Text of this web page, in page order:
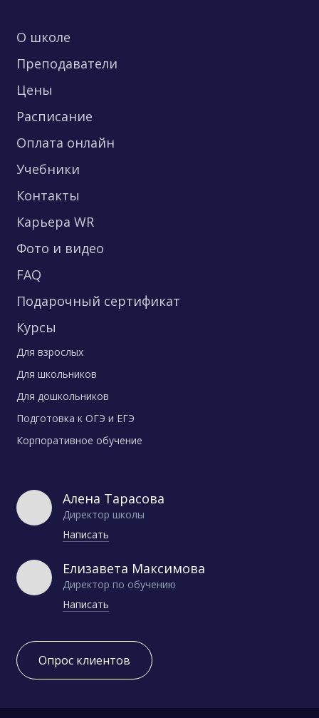
О школе
Преподаватели
Цены
Расписание
Оплата онлайн
Учебники
Контакты
Карьера WR
Фото и видео
FAQ
Подарочный сертификат
Курсы
Для взрослых
Для школьников
Для дошкольников
Подготовка к ОГЭ и ЕГЭ
Корпоративное обучение
Алена Тарасова
Директор школы
Написать
Елизавета Максимова
Директор по обучению
Написать
Опрос клиентов